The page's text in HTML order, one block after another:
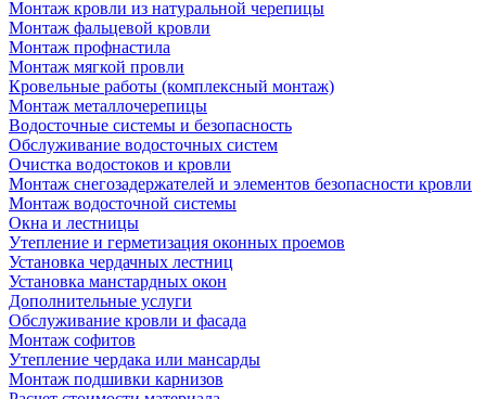
Монтаж кровли из натуральной черепицы
Монтаж фальцевой кровли
Монтаж профнастила
Монтаж мягкой провли
Кровельные работы (комплексный монтаж)
Монтаж металлочерепицы
Водосточные системы и безопасность
Обслуживание водосточных систем
Очистка водостоков и кровли
Монтаж снегозадержателей и элементов безопасности кровли
Монтаж водосточной системы
Окна и лестницы
Утепление и герметизация оконных проемов
Установка чердачных лестниц
Установка манстардных окон
Дополнительные услуги
Обслуживание кровли и фасада
Монтаж софитов
Утепление чердака или мансарды
Монтаж подшивки карнизов